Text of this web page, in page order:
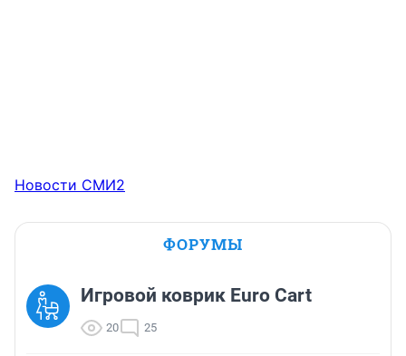
Новости СМИ2
ФОРУМЫ
Игровой коврик Euro Cart
20 25